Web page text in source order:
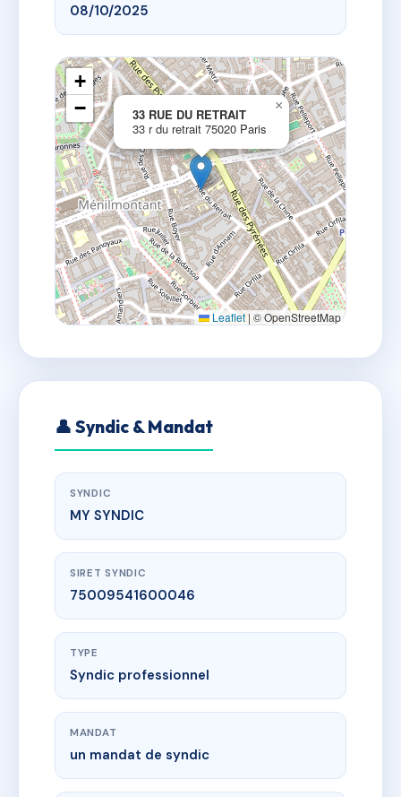
08/10/2025
33 RUE DU RETRAIT
33 r du retrait 75020 Paris
×
+
−
Leaflet|© OpenStreetMap
👤 Syndic & Mandat
SYNDIC
MY SYNDIC
SIRET SYNDIC
75009541600046
TYPE
Syndic professionnel
MANDAT
un mandat de syndic